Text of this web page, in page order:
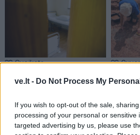
ve.lt - Do Not Process My
If you wish to opt-out of the sale,
processing of your personal or sensitive
targeted advertising by us, please use
Sveikata
Nuo lapkričio daliai
slaugytojai
Po
nei
vila